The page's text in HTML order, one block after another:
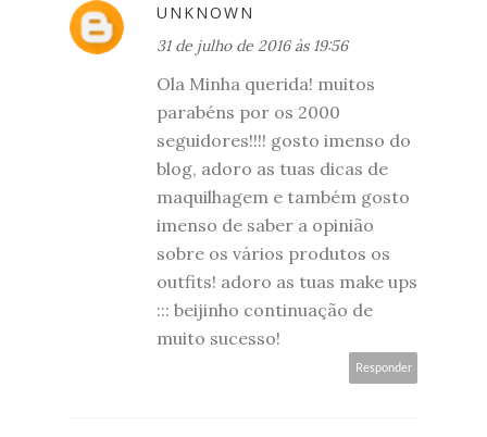
UNKNOWN
31 de julho de 2016 às 19:56
Ola Minha querida! muitos
parabéns por os 2000
seguidores!!!! gosto imenso do
blog, adoro as tuas dicas de
maquilhagem e também gosto
imenso de saber a opinião
sobre os vários produtos os
outfits! adoro as tuas make ups
::: beijinho continuação de
muito sucesso!
Responder